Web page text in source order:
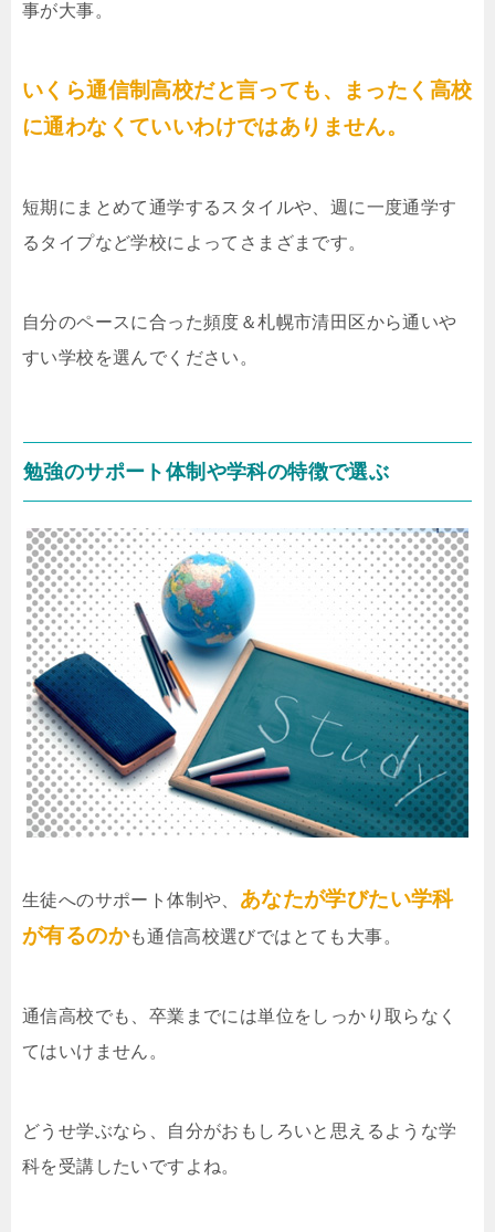
事が大事。
いくら通信制高校だと言っても、まったく高校
に通わなくていいわけではありません。
短期にまとめて通学するスタイルや、週に一度通学す
るタイプなど学校によってさまざまです。
自分のペースに合った頻度＆札幌市清田区から通いや
すい学校を選んでください。
勉強のサポート体制や学科の特徴で選ぶ
生徒へのサポート体制や、 あなたが学びたい学科
が有るのかも通信高校選びではとても大事。
通信高校でも、卒業までには単位をしっかり取らなく
てはいけません。
どうせ学ぶなら、自分がおもしろいと思えるような学
科を受講したいですよね。